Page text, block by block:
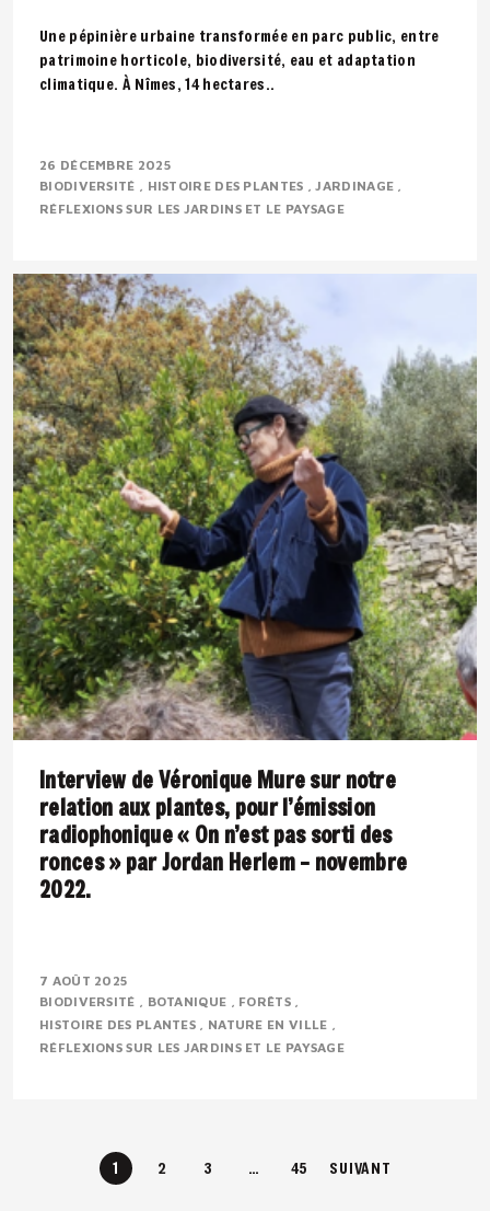
Une pépinière urbaine transformée en parc public, entre
patrimoine horticole, biodiversité, eau et adaptation
climatique. À Nîmes, 14 hectares..
26 DÉCEMBRE 2025
BIODIVERSITÉ
HISTOIRE DES PLANTES
JARDINAGE
RÉFLEXIONS SUR LES JARDINS ET LE PAYSAGE
Interview de Véronique Mure sur notre
relation aux plantes, pour l’émission
radiophonique « On n’est pas sorti des
ronces » par Jordan Herlem – novembre
2022.
ingénieure en agronomie tropicale. Passionnée par la
flore méditerranéenne, elle défend depuis..
7 AOÛT 2025
BIODIVERSITÉ
BOTANIQUE
FORÊTS
HISTOIRE DES PLANTES
NATURE EN VILLE
RÉFLEXIONS SUR LES JARDINS ET LE PAYSAGE
1 2 3 … 45 SUIVANT